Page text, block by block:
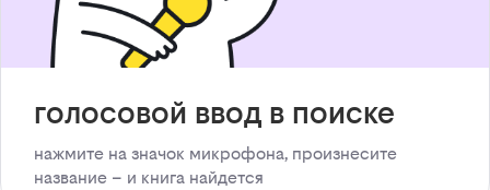
голосовой ввод в поиске
нажмите на значок микрофона, произнесите
название – и книга найдется